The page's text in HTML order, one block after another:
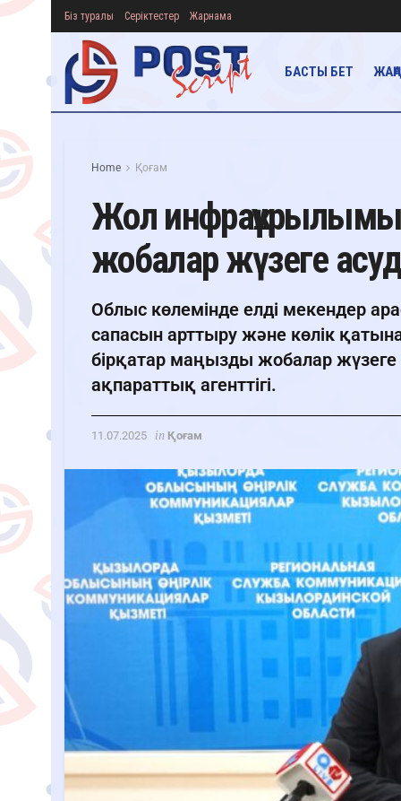
Біз туралы Серіктестер Жарнама
БАСТЫ БЕТ
Home Қоғам
Жол
жобалар жүзеге
Облыс көлемінде елді мекендер
сапасын арттыру және көлік
бірқатар маңызды жобалар
ақпараттық агенттігі.
11.07.2025 in Қоғам